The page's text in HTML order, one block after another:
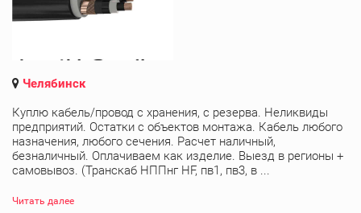
Челябинск
Куплю кабель/провод с хранения, с резерва. Неликвиды
предприятий. Остатки с объектов монтажа. Кабель любого
назначения, любого сечения. Расчет наличный,
безналичный. Оплачиваем как изделие. Выезд в регионы +
cамовывоз. (Транскаб НППнг HF, пв1, пв3, в ...
Читать далее